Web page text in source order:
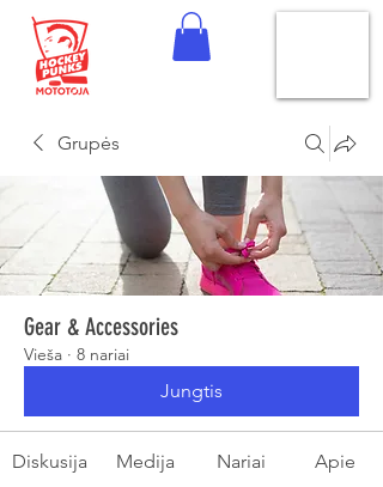
Grupės
Gear & Accessories
Vieša · 8 nariai
Jungtis
Diskusija Medija Nariai Apie